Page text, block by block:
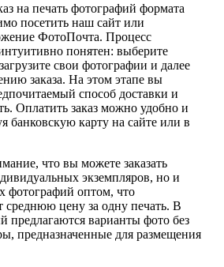
на печать фотографий формата
посетить наш сайт или
ФотоПочта. Процесс
понятен: выберите
свои фотографии и далее
заказа. На этом этапе вы
способ доставки и
Оплатить заказ можно удобно и
банковскую карту на сайте или в
что вы можете заказать
экземпляров, но и
фотографий оптом, что
среднюю цену за одну печать. В
предлагаются варианты фото без
предназначенные для размещения